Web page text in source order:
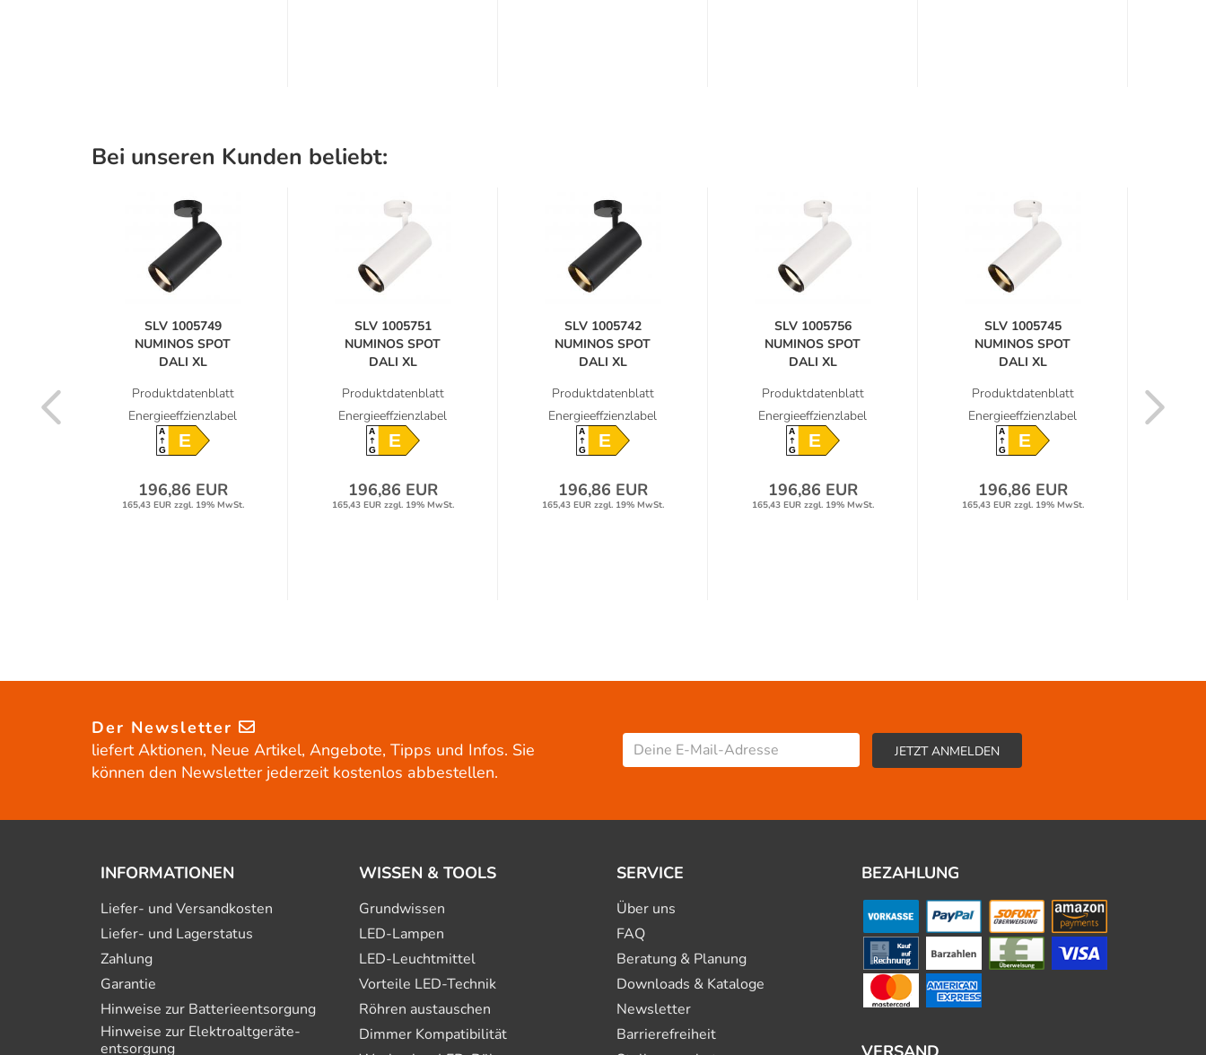
Bei unseren Kunden beliebt:
SLV 1005749
NUMINOS SPOT
DALI XL
Produktdatenblatt
Energieeffzienzlabel
A
GE
196,86 EUR
165,43 EUR zzgl. 19% MwSt.
SLV 1005751
NUMINOS SPOT
DALI XL
Produktdatenblatt
Energieeffzienzlabel
A
GE
196,86 EUR
165,43 EUR zzgl. 19% MwSt.
SLV 1005742
NUMINOS SPOT
DALI XL
Produktdatenblatt
Energieeffzienzlabel
A
GE
196,86 EUR
165,43 EUR zzgl. 19% MwSt.
SLV 1005756
NUMINOS SPOT
DALI XL
Produktdatenblatt
Energieeffzienzlabel
A
GE
196,86 EUR
165,43 EUR zzgl. 19% MwSt.
SLV 1005745
NUMINOS SPOT
DALI XL
Produktdatenblatt
Energieeffzienzlabel
A
GE
196,86 EUR
165,43 EUR zzgl. 19% MwSt.
Der Newsletter
liefert Aktionen, Neue Artikel, Angebote, Tipps und Infos. Sie
können den Newsletter jederzeit kostenlos abbestellen.
INFORMATIONEN
Liefer- und Versandkosten
Liefer- und Lagerstatus
Zahlung
Garantie
Hinweise zur Batterie­entsorgung
Hinweise zur Elektro­altgeräte­
entsorgung
WISSEN & TOOLS
Grundwissen
LED-Lampen
LED-Leuchtmittel
Vorteile LED-Technik
Röhren austauschen
Dimmer Kompatibilität
SERVICE
Über uns
FAQ
Beratung & Planung
Downloads & Kataloge
Newsletter
Barrierefreiheit
BEZAHLUNG